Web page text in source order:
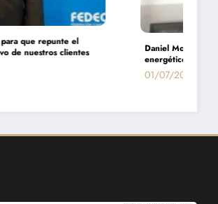
«Todavía pagamos el costo del populismo
los cortes de gas»